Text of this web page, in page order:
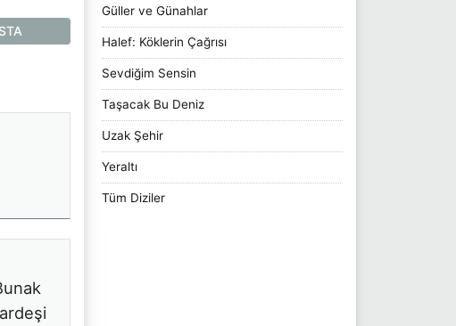
Güller ve Günahlar
Halef: Köklerin Çağrısı
Sevdiğim Sensin
Taşacak Bu Deniz
Uzak Şehir
Yeraltı
Tüm Diziler